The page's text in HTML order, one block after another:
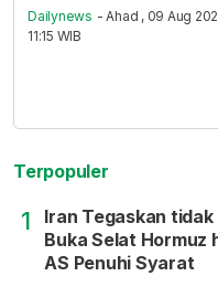
Dailynews - Ahad , 09 Aug
11:15 WIB
Terpopuler
1
Iran Tegaskan tidak
Buka Selat Hormuz
AS Penuhi Syarat